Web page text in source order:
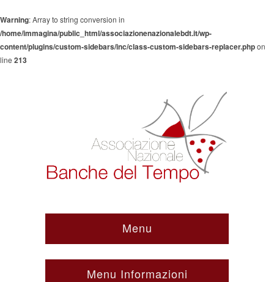
Warning: Array to string conversion in
/home/immagina/public_html/associazionenazionalebdt.it/wp-
content/plugins/custom-sidebars/inc/class-custom-sidebars-replacer.phpon
line 213
Menu
Menu Informazioni